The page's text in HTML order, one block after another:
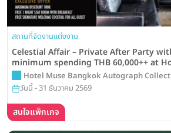
สถานที่จัดงานแต่งงาน
Celestial Affair – Private After Party
minimum spending THB 60,000++ at
Autograph Collection
Hotel Muse Bangkok Autograph
วันนี้ - 31 ธันวาคม 2569
สนใจแพ็กเกจ